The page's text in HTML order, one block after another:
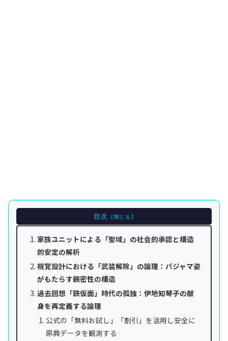
目次
家族ユニットによる「聖域」の社会的承認と構造
的安定の解析
視覚設計における「武装解除」の論理：パジャマ姿
がもたらす親密性の構造
過去回想「鉄仮面」時代の孤独：伊地知琴子の献
身を再定義する論理
公式の「無料お試し」「割引」を活用し安全に
原典データを観測する